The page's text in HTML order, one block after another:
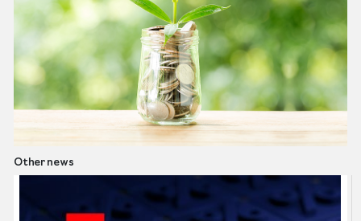
Other news